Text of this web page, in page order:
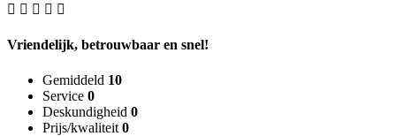
Vriendelijk, betrouwbaar en snel!
Gemiddeld 10
Service 0
Deskundigheid 0
Prijs/kwaliteit 0